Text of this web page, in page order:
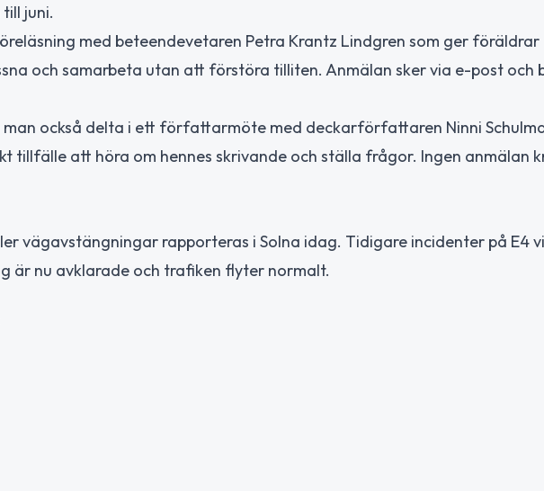
juni.
med beteendevetaren Petra Krantz Lindgren som ger
och samarbeta utan att förstöra tilliten. Anmälan sker via e-post och
man också delta i ett författarmöte med deckarförfattaren Ninni
tillfälle att höra om hennes skrivande och ställa frågor. Ingen anmälan
vägavstängningar rapporteras i Solna idag. Tidigare incidenter på E4
är nu avklarade och trafiken flyter normalt.